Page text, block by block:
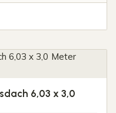
6,03 x 3,0